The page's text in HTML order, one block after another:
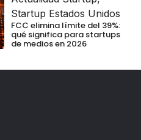
Startup Estados Unidos
FCC elimina límite del 39%:
qué significa para startups
de medios en 2026